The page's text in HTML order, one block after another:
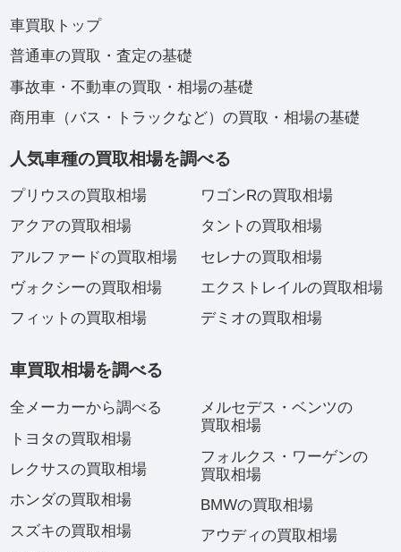
車買取トップ
普通車の買取・査定の基礎
事故車・不動車の買取・相場の基礎
商用車（バス・トラックなど）の買取・相場の基礎
人気車種の買取相場を調べる
プリウスの買取相場
アクアの買取相場
アルファードの買取相場
ヴォクシーの買取相場
フィットの買取相場
ワゴンRの買取相場
タントの買取相場
セレナの買取相場
エクストレイルの買取相場
デミオの買取相場
車買取相場を調べる
全メーカーから調べる
トヨタの買取相場
レクサスの買取相場
ホンダの買取相場
スズキの買取相場
メルセデス・ベンツの
買取相場
フォルクス・ワーゲンの
買取相場
BMWの買取相場
アウディの買取相場